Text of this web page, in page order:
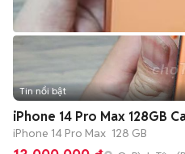
Tin nổi bật
iPhone 14 Pro Max 128GB
iPhone 14 Pro Max 128 GB